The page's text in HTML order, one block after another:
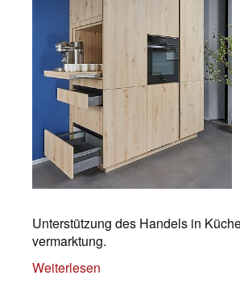
Unterstützung des Handels in
vermarktung.
Weiterlesen